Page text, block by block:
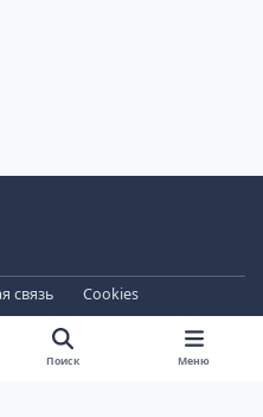
связь
Cookies
на IPBSkins.ru
Community
Поиск Меню